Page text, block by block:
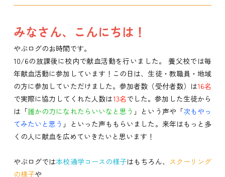
みなさん、こんにちは！
やぶログのお時間です。
10/6の放課後に校内で献血活動を行いました。 養父校では毎
年献血活動に参加しています！この日は、生徒・教職員・地域
の方に参加していただけました。参加者数（受付者数）は16名
で実際に協力してくれた人数は13名 でした。参加した生徒から
は「誰かの力になれたらいいなと思う 」という声や「次もやっ
てみたいと思う 」といった声ももらいました。来年はもっと多
くの人に献血を広めていきたいと思います！
やぶログでは本校通学コースの様子はもちろん、 スクーリング
の様子や